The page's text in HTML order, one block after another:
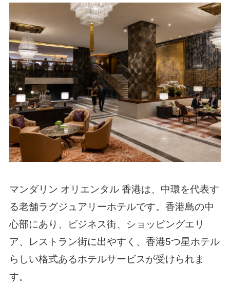
マンダリン オリエンタル 香港は、中環を代表す
る老舗ラグジュアリーホテルです。香港島の中
心部にあり、ビジネス街、ショッピングエリ
ア、レストラン街に出やすく、香港5つ星ホテル
らしい格式あるホテルサービスが受けられま
す。